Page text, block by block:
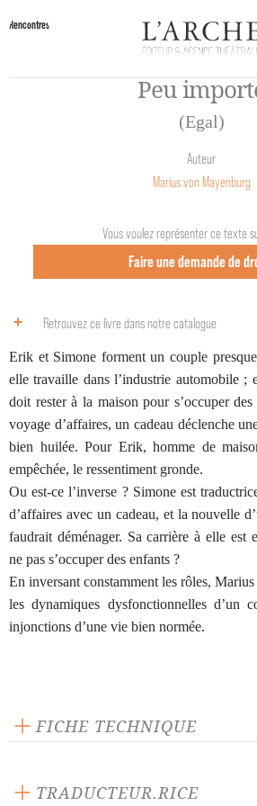
Rencontres
Peu
(Egal)
Auteur
Marius von Mayenburg
Vous voulez représenter ce texte
Faire une demande de
Retrouvez ce livre dans notre catalogue
Erik et Simone forment un couple
elle travaille dans l’industrie automobile ;
doit rester à la maison pour s’occuper
voyage d’affaires, un cadeau déclenche
bien huilée. Pour Erik, homme de
empêchée, le ressentiment gronde.
Ou est-ce l’inverse ? Simone est
d’affaires avec un cadeau, et la nouvelle
faudrait déménager. Sa carrière à elle est
ne pas s’occuper des enfants ?
En inversant constamment les rôles,
les dynamiques dysfonctionnelles d’un
injonctions d’une vie bien normée.
FICHE TECHNIQUE
Langue source : allemand
TRADUCTEUR.RICE